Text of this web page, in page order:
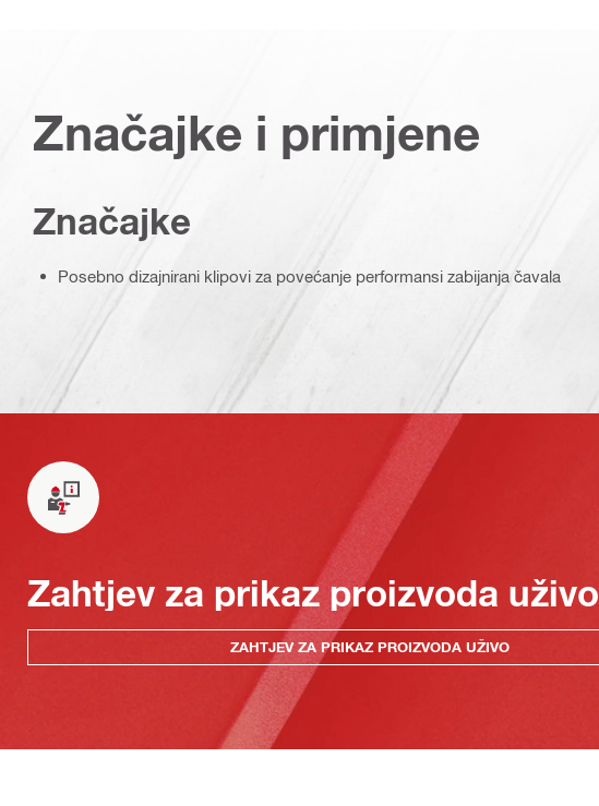
Značajke i primjene
Značajke
Posebno dizajnirani klipovi za povećanje performansi zabijanja čavala
Zahtjev za prikaz proizvoda uživo
ZAHTJEV ZA PRIKAZ PROIZVODA UŽIVO